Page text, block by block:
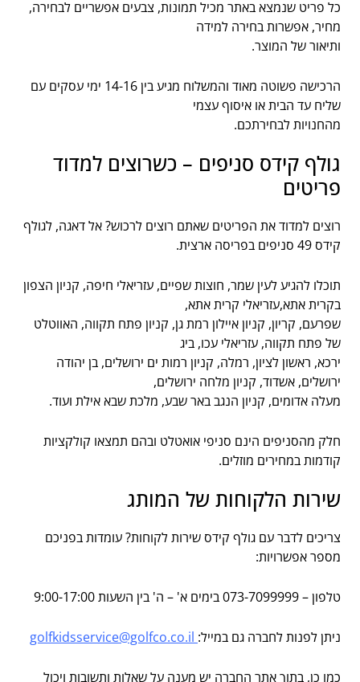
כל פריט שנמצא באתר מכיל תמונות, צבעים אפשריים לבחירה,
מחיר, אפשרות בחירה למידה
ותיאור של המוצר.
הרכישה פשוטה מאוד והמשלוח מגיע בין 14-16 ימי עסקים עם
שליח עד הבית או איסוף עצמי
מהחנויות לבחירתכם.
גולף קידס סניפים – כשרוצים למדוד
פריטים
רוצים למדוד את הפריטים שאתם רוצים לרכוש? אל דאגה, לגולף
קידס 49 סניפים בפריסה ארצית.
תוכלו להגיע לעין שמר, חוצות שפיים, עזריאלי חיפה, קניון הצפון
בקרית אתא,עזריאלי קרית אתא,
שפרעם, קריון, קניון איילון רמת גן, קניון פתח תקווה, האווטלט
של פתח תקווה, עזריאלי עכו, ביג
ירכא, ראשון לציון, רמלה, קניון רמות ים ירושלים, בן יהודה
ירושלים, אשדוד, קניון מלחה ירושלים,
מעלה אדומים, קניון הנגב באר שבע, מלכת שבא אילת ועוד.
חלק מהסניפים הינם סניפי אואטלט ובהם תמצאו קולקציות
קודמות במחירים מוזלים.
שירות הלקוחות של המותג
צריכים לדבר עם גולף קידס שירות לקוחות? עומדות בפניכם
מספר אפשרויות:
טלפון – 073-7099999 בימים א' – ה' בין השעות 9:00-17:00
ניתן לפנות לחברה גם במייל:
כמו כן, בתוך אתר החברה יש מענה על שאלות ותשובות ויכול